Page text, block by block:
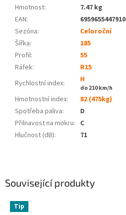
Související produkty
Tip
Hmotnost:
7.47 kg
EAN:
6959655447910
Sezóna:
Celoroční
Šířka:
185
Profil:
55
Ráfek:
R15
Rychlostní index:
H
do 210 km/h
Hmotnostní index:
82 (475kg)
Spotřeba paliva:
D
Přilnavost na mokru: C
Hlučnost (dB): 71